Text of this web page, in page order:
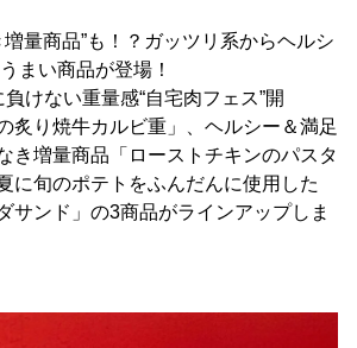
量商品”も！？ガッツリ系からヘルシ
まい商品が登場！
けない重量感“自宅肉フェス”開
炙り焼牛カルビ重」、ヘルシー＆満足
き増量商品「ローストチキンのパスタ
に旬のポテトをふんだんに使用した
サンド」の3商品がラインアップしま